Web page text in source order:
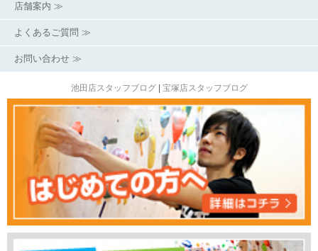
店舗案内 ≫
よくあるご質問 ≫
お問い合わせ ≫
池田店スタッフブログ| 宝塚店スタッフブログ